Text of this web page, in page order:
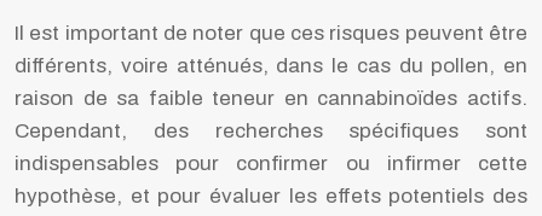
Il est important de noter que ces risques peuvent être
différents, voire atténués, dans le cas du pollen, en
raison de sa faible teneur en cannabinoïdes actifs.
Cependant, des recherches spécifiques sont
indispensables pour confirmer ou infirmer cette
hypothèse, et pour évaluer les effets potentiels des